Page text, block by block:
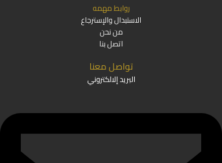
روابط مهمه
الاستبدال والإسترجاع
من نحن
اتصل بنا
تواصل معنا
البريد إلالكتروني